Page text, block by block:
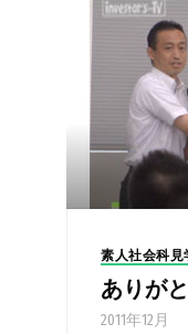
素人社会科見
ありが
2011年12月